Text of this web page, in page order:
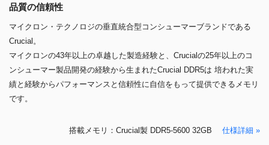
品質の信頼性
マイクロン・テクノロジの垂直統合型コンシューマーブランドである
Crucial。
マイクロンの43年以上の卓越した製造経験と、Crucialの25年以上のコ
ンシューマー製品開発の経験から生まれたCrucial DDR5は 培われた実
績と経験からパフォーマンスと信頼性に自信をもって提供できるメモリ
です。
搭載メモリ：Crucial製 DDR5-5600 32GB 仕様詳細 »